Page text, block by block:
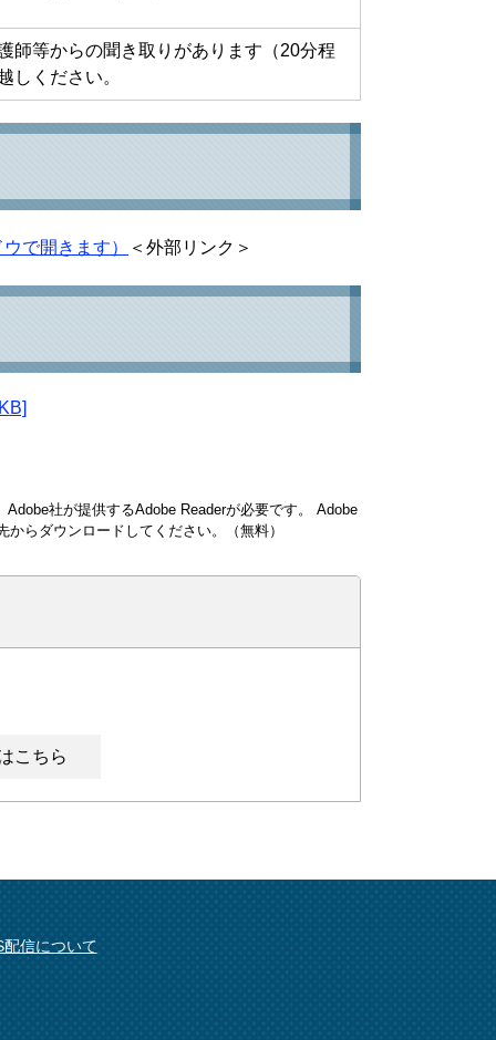
師等からの聞き取りがあります（20分程
しください。
で開きます） ＜外部リンク＞
社が提供するAdobe Readerが必要です。
Adobe
らダウンロードしてください。（無料）
こちら
配信について